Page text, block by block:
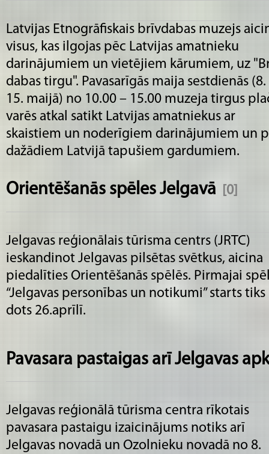
Latvijas Etnogrāfiskais brīvdabas muzejs
visus, kas ilgojas pēc Latvijas amatnieku
darinājumiem un vietējiem kārumiem, uz
dabas tirgu". Pavasarīgās maija sestdienās
15. maijā) no 10.00 – 15.00 muzeja tirgus
varēs atkal satikt Latvijas amatniekus ar
skaistiem un noderīgiem darinājumiem un
dažādiem Latvijā tapušiem gardumiem.
Orientēšanās spēles Jelgavā [0]
Jelgavas reģionālais tūrisma centrs (JRTC)
ieskandinot Jelgavas pilsētas svētkus, aicina
piedalīties Orientēšanās spēlēs. Pirmajai
“Jelgavas personības un notikumi” starts tiks
dots 26.aprīlī.
Pavasara pastaigas arī Jelgavas
Jelgavas reģionālā tūrisma centra rīkotais
pavasara pastaigu izaicinājums notiks arī
Jelgavas novadā un Ozolnieku novadā no 8.